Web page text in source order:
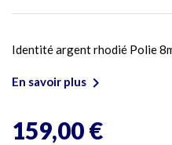
Identité argent rhodié Polie
En savoir plus 
159,00 €